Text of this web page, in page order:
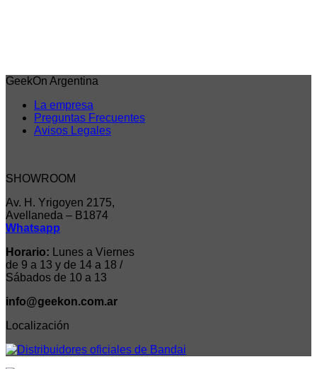
GeekOn Argentina
La empresa
Preguntas Frecuentes
Avisos Legales
SHOWROOM
Av. H. Yrigoyen 2175,
Avellaneda – B1874
Whatsapp
Horario: Lunes a Viernes
de 9 a 13 y de 14 a 18 /
Sábados de 10 a 13
info@geekon.com.ar
Localización